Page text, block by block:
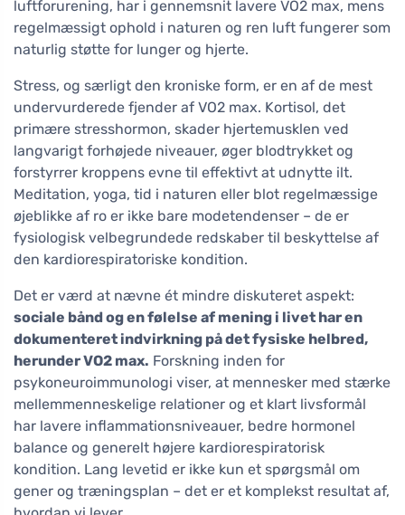
luftforurening, har i gennemsnit lavere VO2 max, mens
regelmæssigt ophold i naturen og ren luft fungerer som
naturlig støtte for lunger og hjerte.
Stress, og særligt den kroniske form, er en af de mest
undervurderede fjender af VO2 max. Kortisol, det
primære stresshormon, skader hjertemusklen ved
langvarigt forhøjede niveauer, øger blodtrykket og
forstyrrer kroppens evne til effektivt at udnytte ilt.
Meditation, yoga, tid i naturen eller blot regelmæssige
øjeblikke af ro er ikke bare modetendenser – de er
fysiologisk velbegrundede redskaber til beskyttelse af
den kardiorespiratoriske kondition.
Det er værd at nævne ét mindre diskuteret aspekt:
sociale bånd og en følelse af mening i livet har en
dokumenteret indvirkning på det fysiske helbred,
herunder VO2 max. Forskning inden for
psykoneuroimmunologi viser, at mennesker med stærke
mellemmenneskelige relationer og et klart livsformål
har lavere inflammationsniveauer, bedre hormonel
balance og generelt højere kardiorespiratorisk
kondition. Lang levetid er ikke kun et spørgsmål om
gener og træningsplan – det er et komplekst resultat af,